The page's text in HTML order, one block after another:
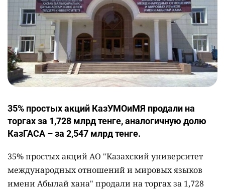
35% простых акций КазУМОиМЯ продали на
торгах за 1,728 млрд тенге, аналогичную долю
КазГАСА – за 2,547 млрд тенге.
35% простых акций АО "Казахский университет
международных отношений и мировых языков
имени Абылай хана" продали на торгах за 1,728